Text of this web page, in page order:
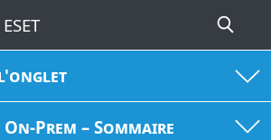
On-Prem – Sommaire